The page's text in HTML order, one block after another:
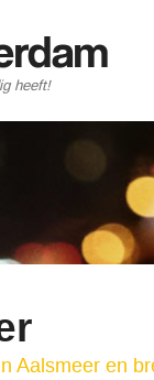
heeft!
Aalsmeer en